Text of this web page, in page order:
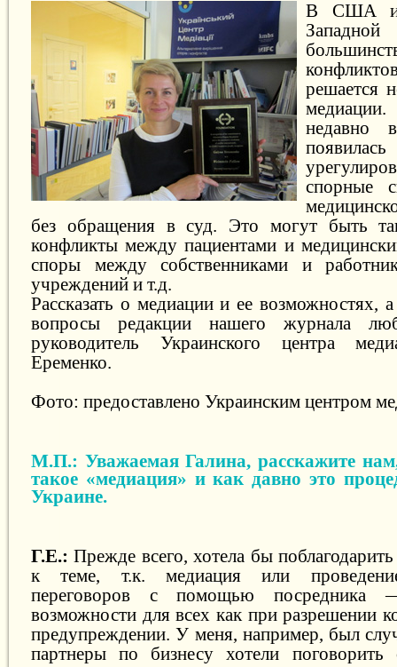
В США и
решается
недавно
спорные
без обращения в суд. Это могут быть
конфликты между пациентами и
споры между собственниками и
учреждений и т.д.
Рассказать о медиации и ее возможностях,
вопросы редакции нашего журнала
руководитель Украинского центра
Еременко.
Фото: предоставлено Украинским центром
М.П.: Уважаемая Галина, расскажите
такое «медиация» и как давно это
Украине.
Г.Е.: Прежде всего, хотела бы
к теме, т.к. медиация или проведение
переговоров с помощью посредника
возможности для всех как при разрешении
предупреждении. У меня, например, был
партнеры по бизнесу хотели